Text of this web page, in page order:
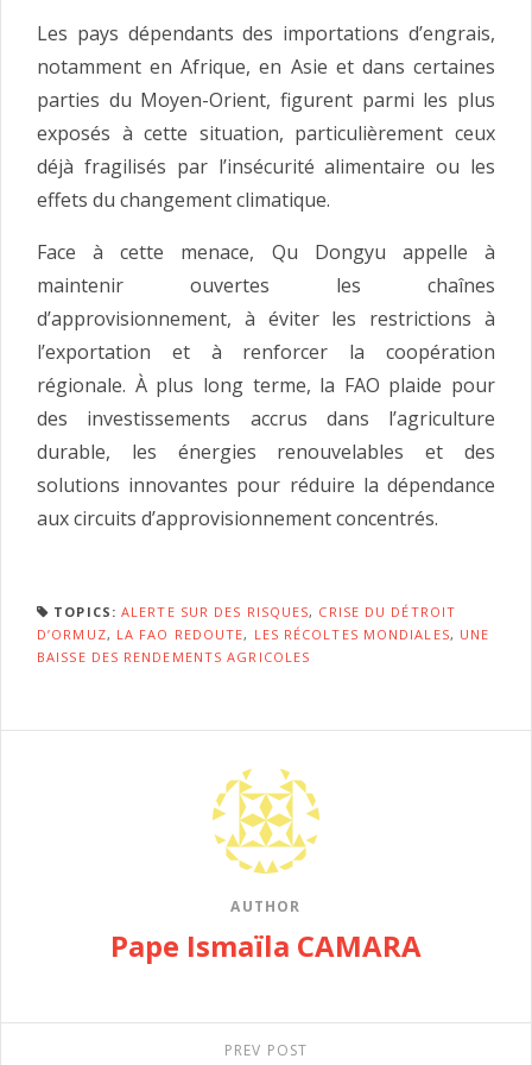
Les pays dépendants des importations d’engrais,
notamment en Afrique, en Asie et dans certaines
parties du Moyen-Orient, figurent parmi les plus
exposés à cette situation, particulièrement ceux
déjà fragilisés par l’insécurité alimentaire ou les
effets du changement climatique.
Face à cette menace, Qu Dongyu appelle à
maintenir ouvertes les chaînes
d’approvisionnement, à éviter les restrictions à
l’exportation et à renforcer la coopération
régionale. À plus long terme, la FAO plaide pour
des investissements accrus dans l’agriculture
durable, les énergies renouvelables et des
solutions innovantes pour réduire la dépendance
aux circuits d’approvisionnement concentrés.
TOPICS: ALERTE SUR DES RISQUES, CRISE DU DÉTROIT
D’ORMUZ, LA FAO REDOUTE, LES RÉCOLTES MONDIALES, UNE
BAISSE DES RENDEMENTS AGRICOLES
AUTHOR
Pape Ismaïla CAMARA
PREV POST